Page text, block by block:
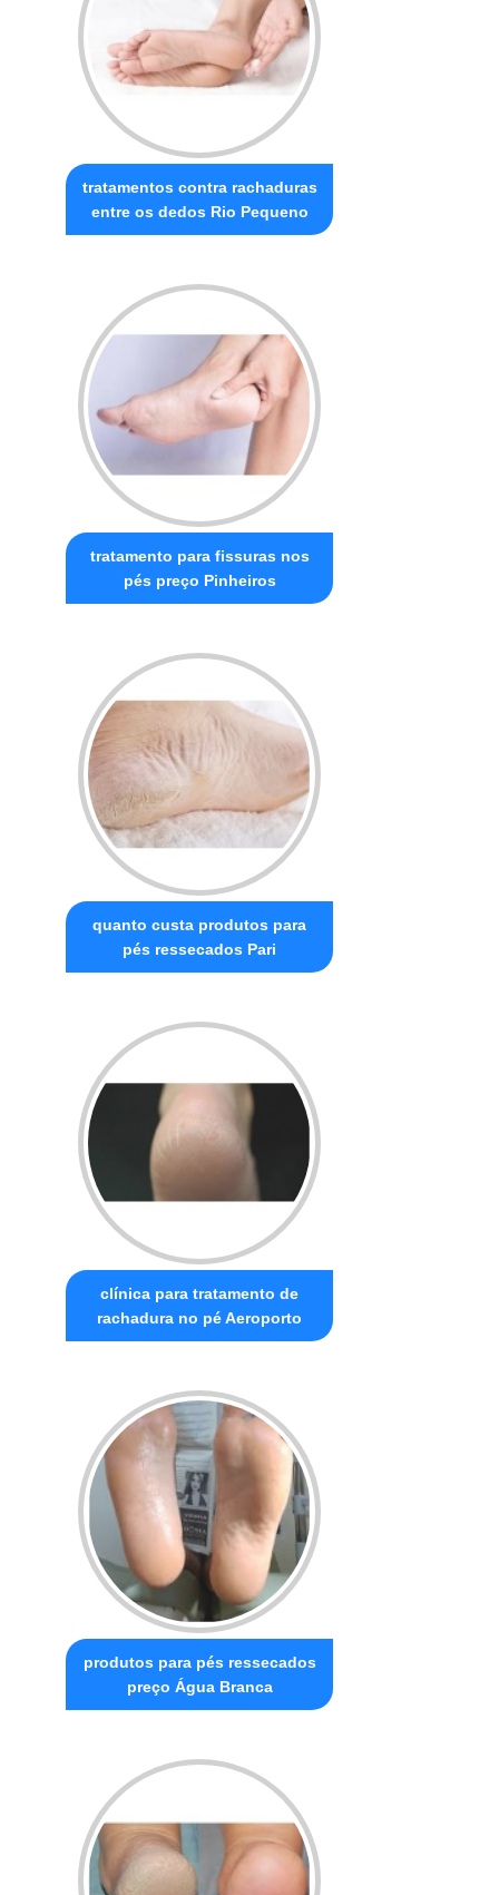
tratamentos contra rachaduras
entre os dedos Rio Pequeno
tratamento para fissuras nos
pés preço Pinheiros
quanto custa produtos para
pés ressecados Pari
clínica para tratamento de
rachadura no pé Aeroporto
produtos para pés ressecados
preço Água Branca